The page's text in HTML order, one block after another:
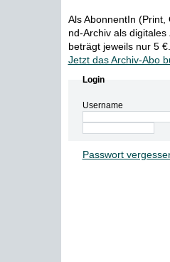
Als AbonnentIn
nd-Archiv als
beträgt jeweils nur 5 €.
Jetzt das Archiv-Abo
Login
Username
Passwort